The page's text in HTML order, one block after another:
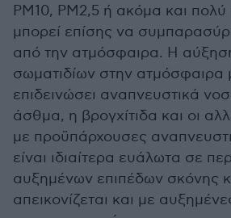
PM10, PM2,5 ή ακόμα και
μπορεί επίσης να
από την ατμόσφαιρα. Η
σωματιδίων στην ατμόσφαιρα
επιδεινώσει αναπνευστικά
άσθμα, η βρογχίτιδα και οι
με προϋπάρχουσες
είναι ιδιαίτερα ευάλωτα σε
αυξημένων επιπέδων σκόνης
απεικονίζεται και με